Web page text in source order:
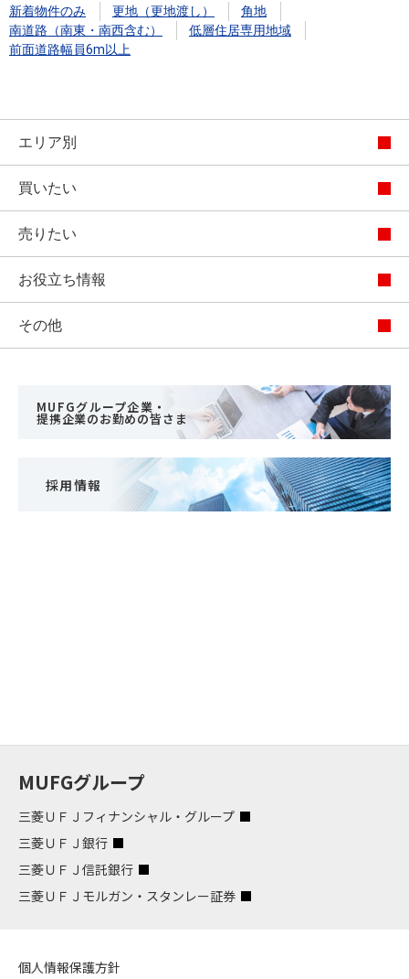
新着物件のみ
更地（更地渡し）
角地
南道路（南東・南西含む）
低層住居専用地域
前面道路幅員6m以上
エリア別
買いたい
売りたい
お役立ち情報
その他
MUFGグループ企業・
提携企業のお勤めの皆さま
採用情報
MUFGグループ
三菱ＵＦＪフィナンシャル・グループ
三菱ＵＦＪ銀行
三菱ＵＦＪ信託銀行
三菱ＵＦＪモルガン・スタンレー証券
個人情報保護方針